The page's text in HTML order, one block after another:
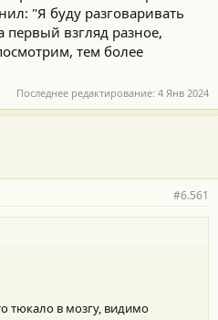
"Я буду разговаривать
первый взгляд разное,
тем более
Последнее редактирование: 4 Янв 2024
#6.561
тюкало в мозгу, видимо